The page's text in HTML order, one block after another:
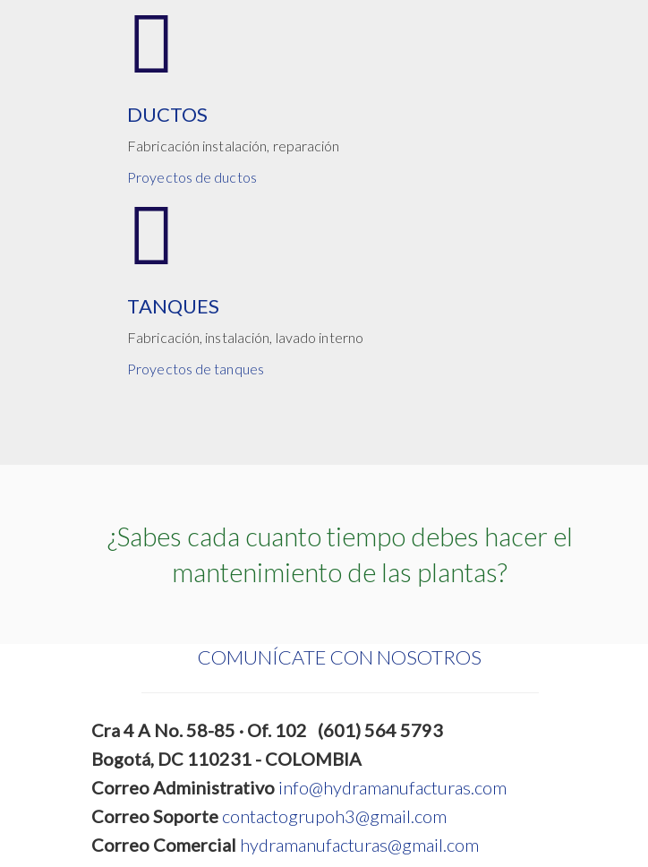
DUCTOS
Fabricación instalación, reparación
Proyectos de ductos
TANQUES
Fabricación, instalación, lavado interno
Proyectos de tanques
¿Sabes cada cuanto tiempo debes hacer el
mantenimiento de las plantas?
COMUNÍCATE CON NOSOTROS
Cra 4 A No. 58-85 · Of. 102 (601) 564 5793
Bogotá, DC 110231 - COLOMBIA
Correo Administrativo info@hydramanufacturas.com
Correo Soporte contactogrupoh3@gmail.com
Correo Comercial hydramanufacturas@gmail.com